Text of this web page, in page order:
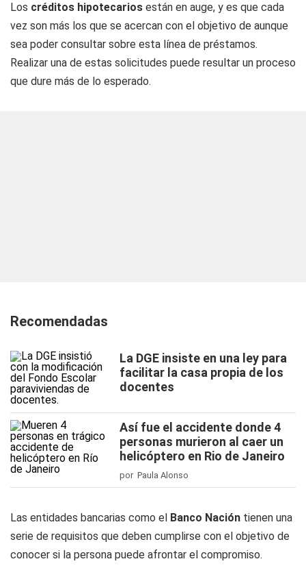
Los créditos hipotecarios están en auge, y es que cada
vez son más los que se acercan con el objetivo de aunque
sea poder consultar sobre esta línea de préstamos.
Realizar una de estas solicitudes puede resultar un proceso
que dure más de lo esperado.
Recomendadas
La DGE insiste en una ley para
facilitar la casa propia de los
docentes
Así fue el accidente donde 4
personas murieron al caer un
helicóptero en Rio de Janeiro
por Paula Alonso
Las entidades bancarias como el Banco Nación tienen una
serie de requisitos que deben cumplirse con el objetivo de
conocer si la persona puede afrontar el compromiso.